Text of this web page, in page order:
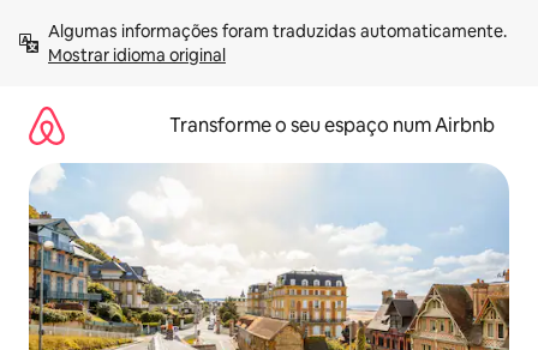
para
Mostrar idioma original
Transforme o seu espaço num Airbnb